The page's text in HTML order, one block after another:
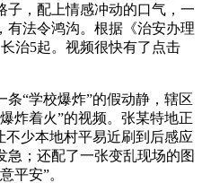
子，配上情感冲动的口气，一
有法令鸿沟。根据《治安办理
治5起。视频很快有了点击
“学校爆炸”的假动静，辖区
炸着火”的视频。张某特地正
不少本地村平易近刷到后感应
急；还配了一张变乱现场的图
平安”。